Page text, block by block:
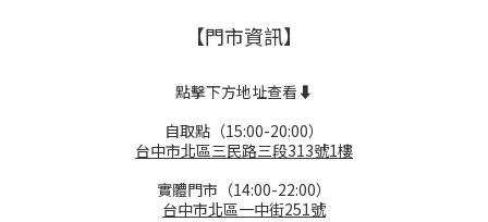
【門市資訊】
點擊下方地址查看⬇️
自取點（15:00-20:00）
台中市北區三民路三段313號1樓
實體門市（14:00-22:00）
台中市北區一中街251號